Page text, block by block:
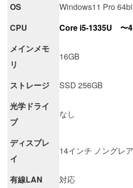
OS
Windows11 Pro
CPU
Core i5-1335U 〜
メインメモ
リ
16GB
ストレージ
SSD 256GB
光学ドライ
ブ
なし
ディスプレ
イ
14インチ ノングレ
有線LAN
対応